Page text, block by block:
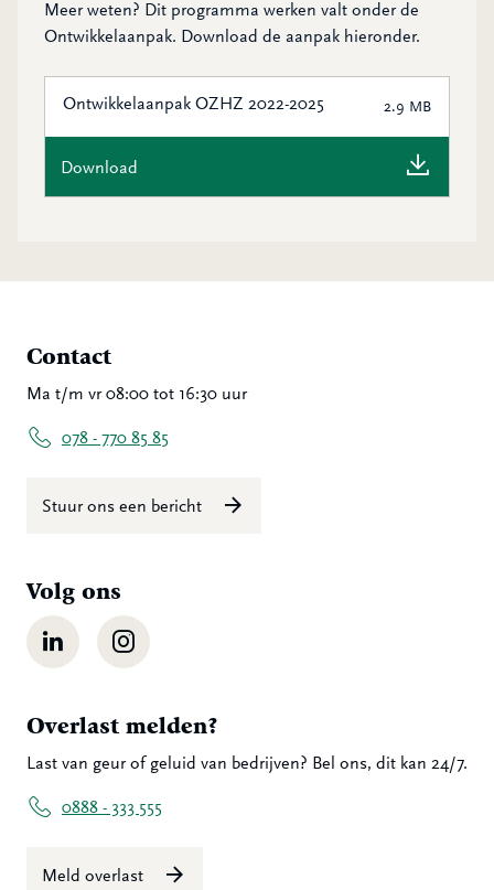
Meer weten? Dit programma werken valt onder de
Ontwikkelaanpak. Download de aanpak hieronder.
Ontwikkelaanpak OZHZ 2022-2025 2.9 MB
Download
Contact
Ma t/m vr 08:00 tot 16:30 uur
078 - 770 85 85
Stuur ons een bericht
Volg ons
LinkedIn Instagram
Overlast melden?
Last van geur of geluid van bedrijven? Bel ons, dit kan 24/7.
0888 - 333 555
Meld overlast